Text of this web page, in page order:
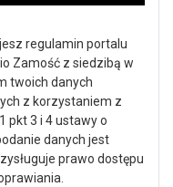
regulamin portalu
Zamość z siedzibą w
twoich danych
z korzystaniem z
pkt 3 i 4 ustawy o
danych jest
prawo dostępu